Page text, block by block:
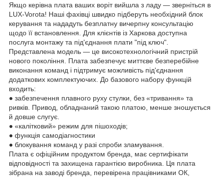
Якщо керівна плата ваших воріт вийшла з ладу — зверніться в
LUX-Vorota! Наші фахівці швидко підберуть необхідний блок
керування та нададуть безплатну вичерпну консультацію
щодо її встановлення. Для клієнтів із Харкова доступна
послуга монтажу та під'єднання плати "під ключ".
Представлена модель — це високотехнологічний пристрій
нового покоління. Плата забезпечує миттєве безперебійне
виконання команд і підтримує можливість під'єднання
додаткових комплектуючих. До базового набору функцій
входить:
● забезпечення плавного руху стулки, без «тривання» та
ривків. Привод, обладнаний такою платою, менше зношується
й довше слугує.
● «калітковий» режим для пішоходів;
● функція самодіагностики
● блокування команд у разі спроби зламування.
Плата є офіційним продуктом бренда, має сертифікати
відповідності та захищена гарантією виробника. Ця плата
зібрана на заводі бренда, перевірена працівниками ОК,